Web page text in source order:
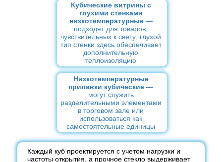
Кубические витрины с
глухими стенками
низкотемпературные—
подходят для товаров,
чувствительных к свету; глухой
тип стенки здесь обеспечивает
дополнительную
теплоизоляцию
Низкотемпературные
прилавки кубические —
могут служить
разделительными элементами
в торговом зале или
использоваться как
самостоятельные единицы
Каждый куб проектируется с учетом нагрузки и
частоты открытия, а прочное стекло выдерживает